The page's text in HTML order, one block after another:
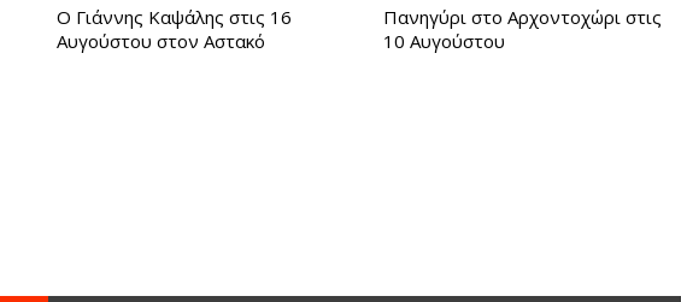
Ο Γιάννης Καψάλης στις 16
Αυγούστου στον Αστακό
Πανηγύρι στο Αρχοντοχώρι στις
10 Αυγούστου